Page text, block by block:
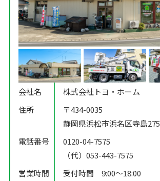
会社名
株式会社トヨ・ホーム
住所
〒434-0035
静岡県浜松市浜名区寺島
電話番号
0120-04-7575
（代）053-443-7575
営業時間
受付時間 9:00〜18:00